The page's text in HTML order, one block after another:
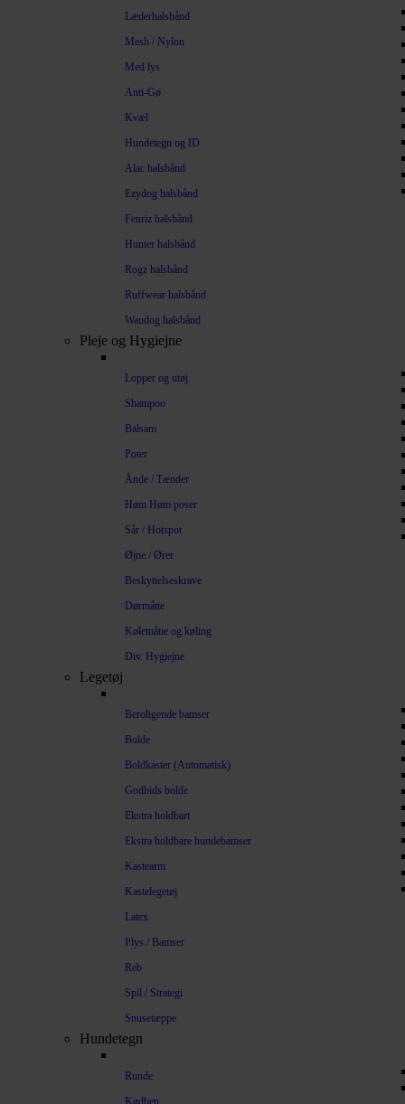
Læderhalsbånd
Mesh / Nylon
Med lys
Anti-Gø
Kvæl
Hundetegn og ID
Alac halsbånd
Ezydog halsbånd
Fenriz halsbånd
Hunter halsbånd
Rogz halsbånd
Ruffwear halsbånd
Waudog halsbånd
Pleje og Hygiejne
Lopper og utøj
Shampoo
Balsam
Poter
Ånde / Tænder
Høm Høm poser
Sår / Hotspot
Øjne / Ører
Beskyttelseskrave
Dørmåtte
Kølemåtte og køling
Div. Hygiejne
Legetøj
Beroligende bamser
Bolde
Boldkaster (Automatisk)
Godbids bolde
Ekstra holdbart
Ekstra holdbare hundebamser
Kastearm
Kastelegetøj
Latex
Plys / Bamser
Reb
Spil / Strategi
Snusetæppe
Hundetegn
Runde
Kødben